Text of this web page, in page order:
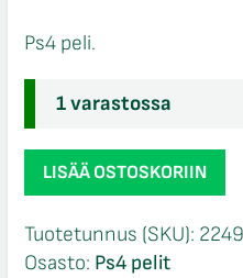
Ps4 peli.
1 varastossa
NBA
2K19
määrä
LISÄÄ OSTOSKORIIN
Tuotetunnus (SKU):
Osasto: Ps4 pelit